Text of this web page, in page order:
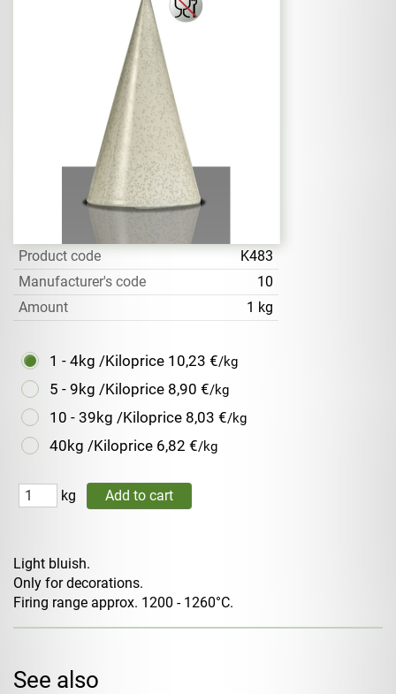
Product code
K483
Manufacturer's code
10
Amount
1 kg
1 - 4kg /Kiloprice 10,23 €/kg
5 - 9kg /Kiloprice 8,90 €/kg
10 - 39kg /Kiloprice 8,03 €/kg
40kg /Kiloprice 6,82 €/kg
kg
Light bluish.
Only for decorations.
Firing range approx. 1200 - 1260°C.
See also